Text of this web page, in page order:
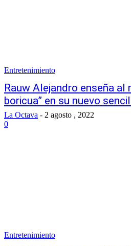
Entretenimiento
Rauw Alejandro enseña al
boricua” en su nuevo
La Octava - 2 agosto , 2022
0
Entretenimiento